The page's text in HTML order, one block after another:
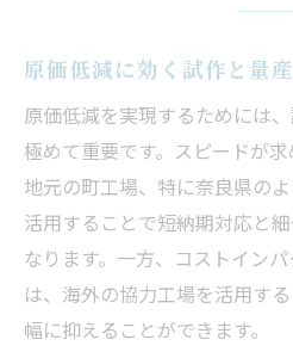
グローバル調達で実現す
調達戦略で原価低減
要性
原価低減を支える
因
原価低減を最大化す
原価低減に効く試作と量
原価低減を実現するためには
極めて重要です。スピードが求
地元の町工場、特に奈良県の
活用することで短納期対応と
なります。一方、コストイン
は、海外の協力工場を活用す
幅に抑えることができます。